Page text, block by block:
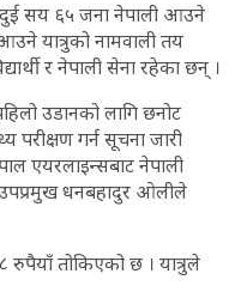
सय ६५ जना नेपाली आउने
यात्रुको नामवाली तय
र नेपाली सेना रहेका छन् ।
उडानको लागि छनोट
परीक्षण गर्न सूचना जारी
एयरलाइन्सबाट नेपाली
उपप्रमुख धनबहादुर ओलीले
तोकिएको छ । यात्रुले